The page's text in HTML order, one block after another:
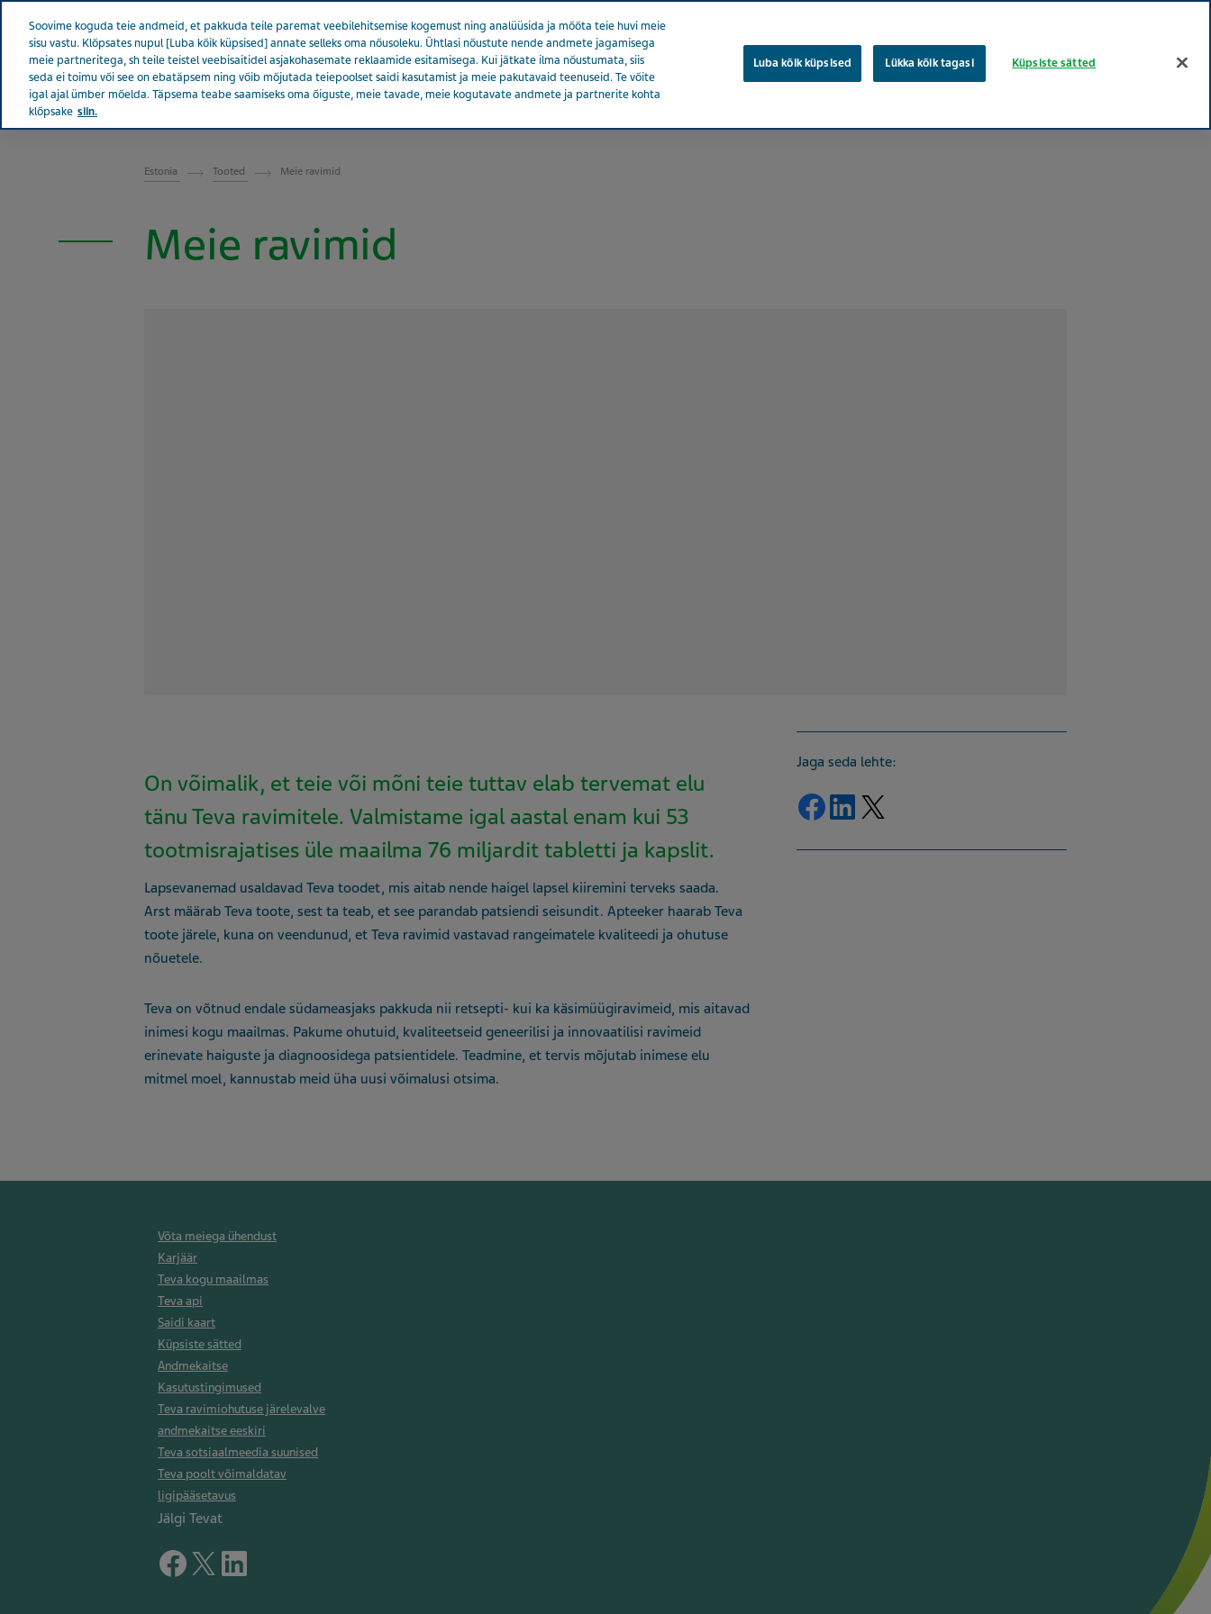
Teva kogu maailmas
EESTI
Estonia Tooted Meie ravimid
Meie ravimid
On võimalik, et teie või mõni teie tuttav elab tervemat elu
tänu Teva ravimitele. Valmistame igal aastal enam kui 53
tootmisrajatises üle maailma 76 miljardit tabletti ja kapslit.
Lapsevanemad usaldavad Teva toodet, mis aitab nende haigel lapsel kiiremini terveks saada.
Arst määrab Teva toote, sest ta teab, et see parandab patsiendi seisundit. Apteeker haarab Teva
toote järele, kuna on veendunud, et Teva ravimid vastavad rangeimatele kvaliteedi ja ohutuse
nõuetele.
Teva on võtnud endale südameasjaks pakkuda nii retsepti- kui ka käsimüügiravimeid, mis aitavad
inimesi kogu maailmas. Pakume ohutuid, kvaliteetseid geneerilisi ja innovaatilisi ravimeid
erinevate haiguste ja diagnoosidega patsientidele. Teadmine, et tervis mõjutab inimese elu
mitmel moel, kannustab meid üha uusi võimalusi otsima.
Jaga seda lehte:
Jaga Facebook
Jaga LinkedIn
Võta meiega ühendust
Karjäär
Teva kogu maailmas
Teva api
Saidi kaart
Küpsiste sätted
Andmekaitse
Kasutustingimused
Teva ravimiohutuse järelevalve
andmekaitse eeskiri
Teva sotsiaalmeedia suunised
Teva poolt võimaldatav
ligipääsetavus
Jälgi Tevat
Soovime koguda teie andmeid, et pakkuda teile paremat veebilehitsemise kogemust ning analüüsida ja mõõta teie huvi meie
sisu vastu. Klõpsates nupul [Luba kõik küpsised] annate selleks oma nõusoleku. Ühtlasi nõustute nende andmete jagamisega
meie partneritega, sh teile teistel veebisaitidel asjakohasemate reklaamide esitamisega. Kui jätkate ilma nõustumata, siis
seda ei toimu või see on ebatäpsem ning võib mõjutada teiepoolset saidi kasutamist ja meie pakutavaid teenuseid. Te võite
igal ajal ümber mõelda. Täpsema teabe saamiseks oma õiguste, meie tavade, meie kogutavate andmete ja partnerite kohta
klõpsake siin.
Luba kõik küpsised Lükka kõik tagasi Küpsiste sätted